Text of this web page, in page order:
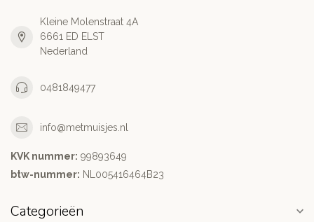
Kleine Molenstraat 4A
6661 ED ELST
Nederland
0481849477
info@metmuisjes.nl
KVK nummer: 99893649
btw-nummer: NL005416464B23
Categorieën